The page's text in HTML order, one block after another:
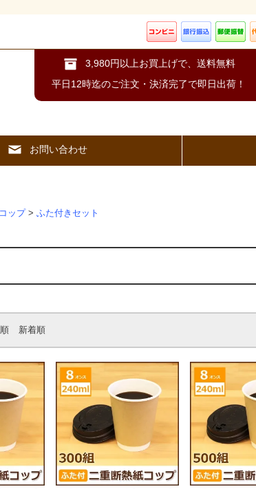
3,980円以上お買上げで、送料無料
平日12時迄のご注文・決済完了で即日出荷！
お問い合わせ
ップ > ふた付きセット
新着順